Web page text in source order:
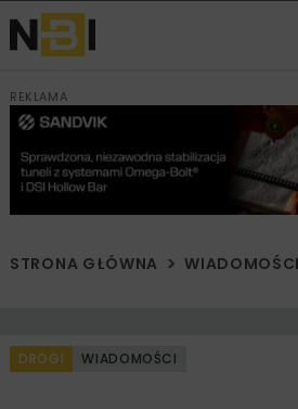
REKLAMA
STRONA GŁÓWNA WIADOMOŚCI
DROGI WIADOMOŚCI